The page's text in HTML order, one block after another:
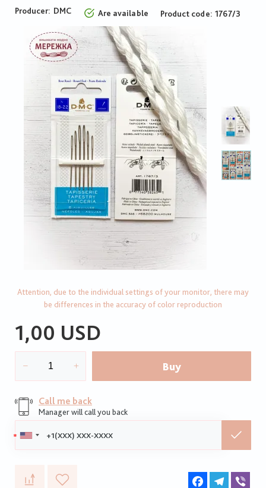
Producer: DMC Are available Product code 1767/3
Attention, due to the individual settings of your monitor, there may
be differences in the accuracy of color reproduction
1,00 USD
Buy
Call me back
Manager will call you back
FacebookTelegram